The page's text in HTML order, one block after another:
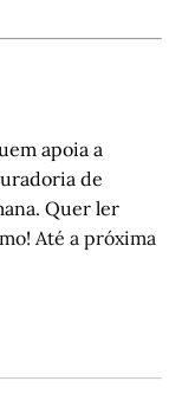
apoia a
de
Quer ler
Até a próxima